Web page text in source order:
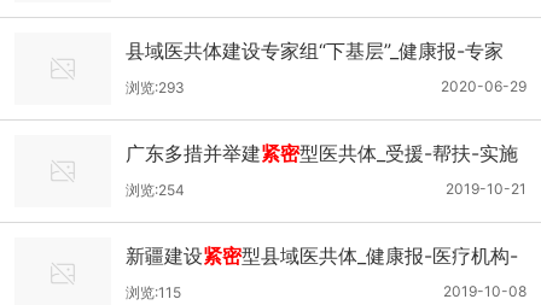
县域医共体建设专家组“下基层”_健康报-专家
组-县域-
2020-06-29
浏览:293
广东多措并举建紧密型医共体_受援-帮扶-实施
方案-县级-
2019-10-21
浏览:254
新疆建设紧密型县域医共体_健康报-医疗机构-
县域-紧密 2019-10-08
浏览:115